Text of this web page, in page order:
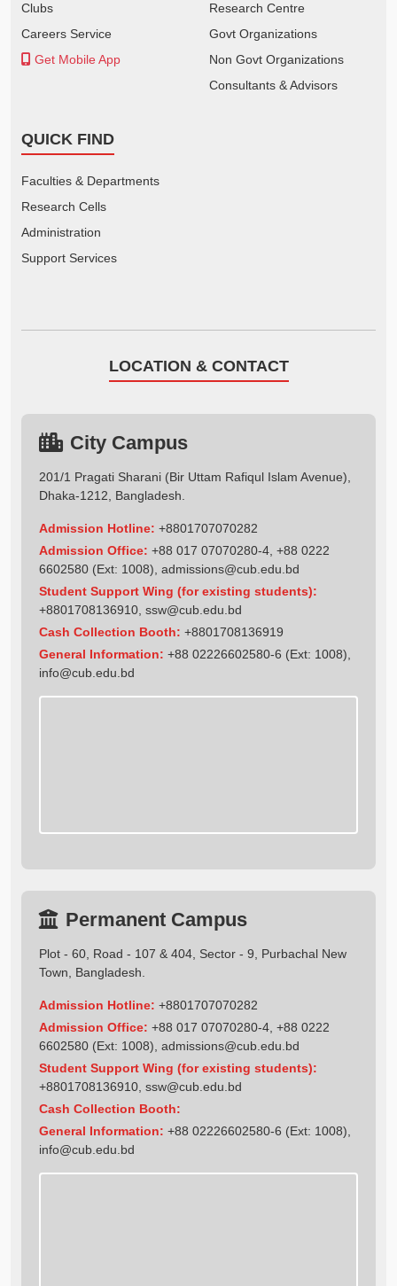
Clubs
Careers Service
Get Mobile App
Research Centre
Govt Organizations
Non Govt Organizations
Consultants & Advisors
QUICK FIND
Faculties & Departments
Research Cells
Administration
Support Services
LOCATION & CONTACT
City Campus
201/1 Pragati Sharani (Bir Uttam Rafiqul Islam Avenue),
Dhaka-1212, Bangladesh.
Admission Hotline: +8801707070282
Admission Office: +88 017 07070280-4, +88 0222
6602580 (Ext: 1008), admissions@cub.edu.bd
Student Support Wing (for existing students):
+8801708136910 ssw@cub.edu.bd
Cash Collection Booth: +8801708136919
General Information: +88 02226602580-6 (Ext: 1008),
info@cub.edu.bd
Permanent Campus
Plot - 60, Road - 107 & 404, Sector - 9, Purbachal New
Town, Bangladesh.
Admission Hotline: +8801707070282
Admission Office: +88 017 07070280-4, +88 0222
6602580 (Ext: 1008), admissions@cub.edu.bd
Student Support Wing (for existing students):
+8801708136910, ssw@cub.edu.bd
Cash Collection Booth:
General Information: +88 02226602580-6 (Ext: 1008),
info@cub.edu.bd